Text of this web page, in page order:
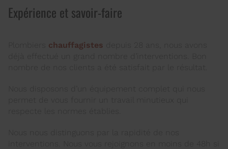
Expérience et savoir-faire
chauffagistes